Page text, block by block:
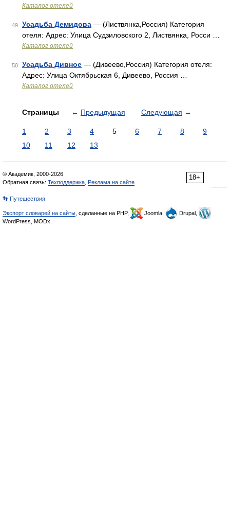
Каталог отелей
49 Усадьба Демидова — (Листвянка,Россия) Категория
отеля: Адрес: Улица Судзиловского 2, Листвянка, Росси …
Каталог отелей
50 Усадьба Дивное — (Дивеево,Россия) Категория отеля:
Адрес: Улица Октябрьская 6, Дивеево, Россия …
Каталог отелей
Страницы ← Предыдущая Следующая →
1 2 3 4 5 6 7 8
9
10
11 12 13
18+
© Академик, 2000-2026
Обратная связь: Техподдержка Реклама на сайте
👣 Путешествия
Экспорт словарей на сайты , сделанные на PHP, Joomla,
Drupal,
WordPress, MODx.